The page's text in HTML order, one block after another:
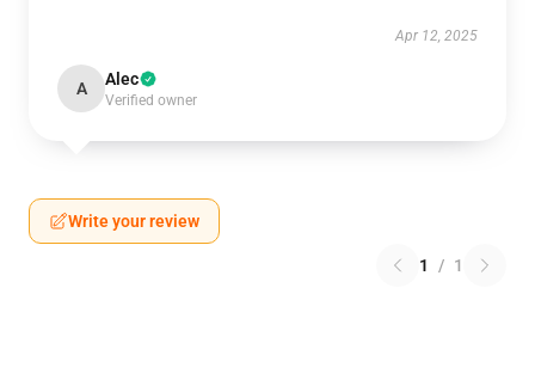
Apr 12, 2025
A Alec
Verified owner
Write your review
1 / 1